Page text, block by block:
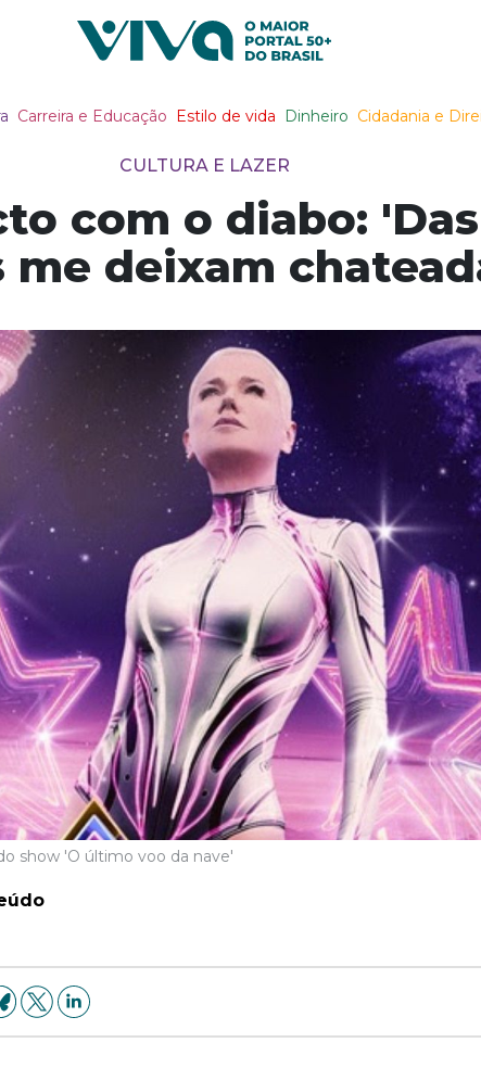
Carreira e Educação Estilo de vida Dinheiro Cidadania e
CULTURA E LAZER
com o diabo:
me deixam
show 'O último voo da nave'